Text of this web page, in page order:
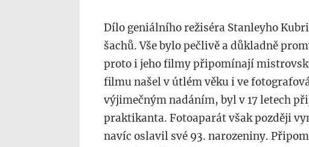
Dílo geniálního režiséra Stanleyho
šachů. Vše bylo pečlivě a důkladně
proto i jeho filmy připomínají
filmu našel v útlém věku i ve
výjimečným nadáním, byl v 17 letech
praktikanta. Fotoaparát však později
navíc oslavil své 93. narozeniny.